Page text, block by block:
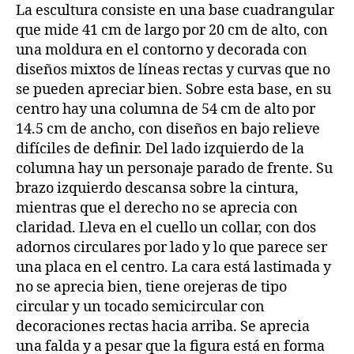
La escultura consiste en una base cuadrangular
que mide 41 cm de largo por 20 cm de alto, con
una moldura en el contorno y decorada con
diseños mixtos de líneas rectas y curvas que no
se pueden apreciar bien. Sobre esta base, en su
centro hay una columna de 54 cm de alto por
14.5 cm de ancho, con diseños en bajo relieve
difíciles de definir. Del lado izquierdo de la
columna hay un personaje parado de frente. Su
brazo izquierdo descansa sobre la cintura,
mientras que el derecho no se aprecia con
claridad. Lleva en el cuello un collar, con dos
adornos circulares por lado y lo que parece ser
una placa en el centro. La cara está lastimada y
no se aprecia bien, tiene orejeras de tipo
circular y un tocado semicircular con
decoraciones rectas hacia arriba. Se aprecia
una falda y a pesar que la figura está en forma